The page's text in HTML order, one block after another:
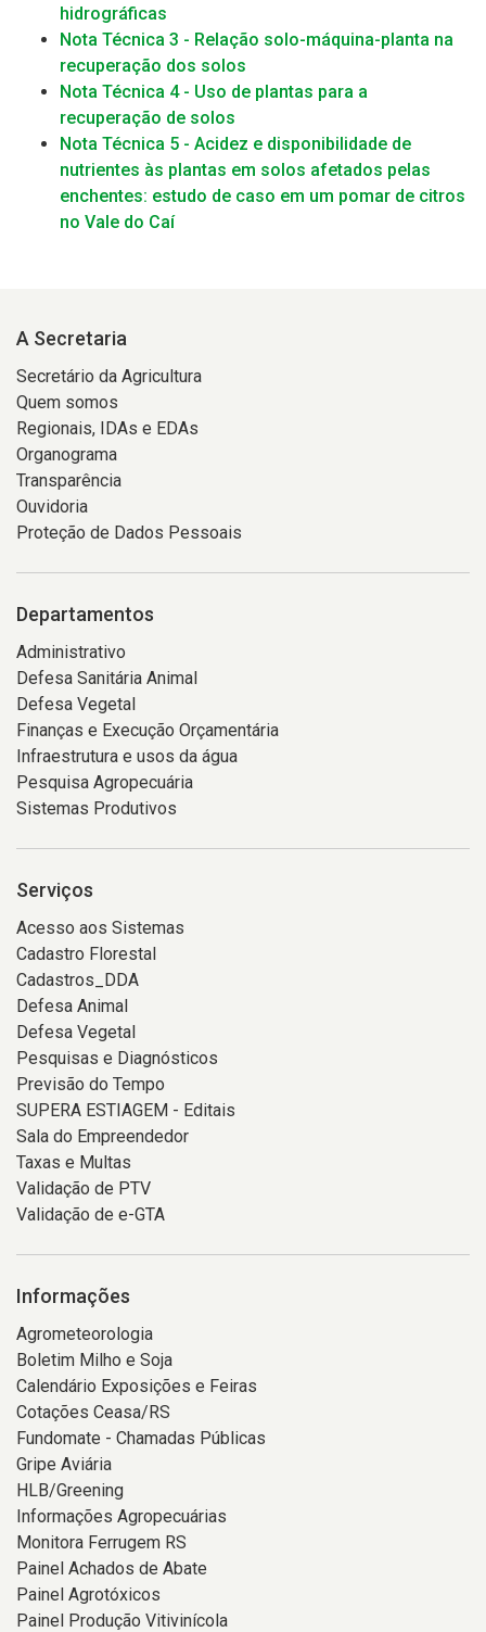
hidrográficas
Nota Técnica 3 - Relação solo-máquina-planta na
recuperação dos solos
Nota Técnica 4 - Uso de plantas para a
recuperação de solos
Nota Técnica 5 - Acidez e disponibilidade de
nutrientes às plantas em solos afetados pelas
enchentes: estudo de caso em um pomar de citros
no Vale do Caí
A Secretaria
Secretário da Agricultura
Quem somos
Regionais, IDAs e EDAs
Organograma
Transparência
Ouvidoria
Proteção de Dados Pessoais
Departamentos
Administrativo
Defesa Sanitária Animal
Defesa Vegetal
Finanças e Execução Orçamentária
Infraestrutura e usos da água
Pesquisa Agropecuária
Sistemas Produtivos
Serviços
Acesso aos Sistemas
Cadastro Florestal
Cadastros_DDA
Defesa Animal
Defesa Vegetal
Pesquisas e Diagnósticos
Previsão do Tempo
SUPERA ESTIAGEM - Editais
Sala do Empreendedor
Taxas e Multas
Validação de PTV
Validação de e-GTA
Informações
Agrometeorologia
Boletim Milho e Soja
Calendário Exposições e Feiras
Cotações Ceasa/RS
Fundomate - Chamadas Públicas
Gripe Aviária
HLB/Greening
Informações Agropecuárias
Monitora Ferrugem RS
Painel Achados de Abate
Painel Agrotóxicos
Painel Produção Vitivinícola